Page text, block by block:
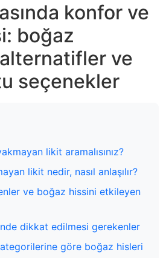
konfor ve
boğaz
ve
seçenekler
likit aramalısınız?
likit nedir, nasıl anlaşılır?
ve boğaz hissini etkileyen
dikkat edilmesi gerekenler
göre boğaz hisleri